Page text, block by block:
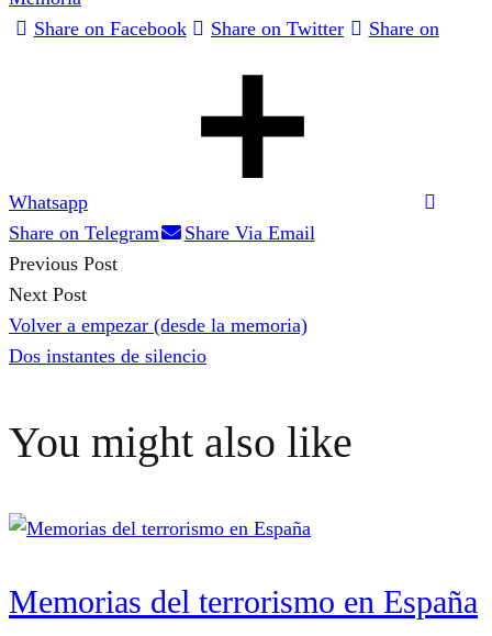
Share on Facebook
Share on Twitter Share on
Whatsapp
Share on Telegram
Share Via Email
Post
navigation
Previous Post
Next Post
Volver a empezar (desde la memoria)
Dos instantes de silencio
You might also like
Memorias del terrorismo en España